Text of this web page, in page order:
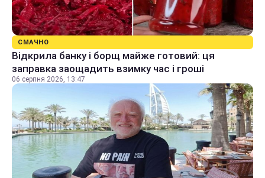
СМАЧНО
Відкрила банку і борщ майже готовий: ця
заправка заощадить взимку час і гроші
06 серпня 2026, 13:47